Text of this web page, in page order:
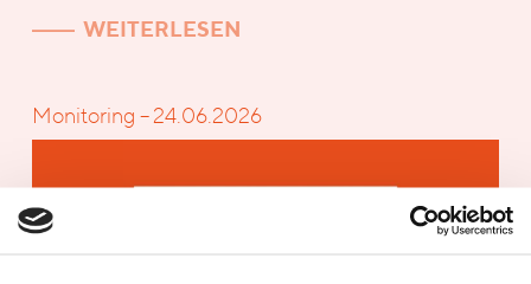
WEITERLESEN
Monitoring – 24.06.2026